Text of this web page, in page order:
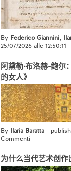
By Federico Giannini,
25/07/2026 alle 12:50:11 -
阿黛勒·布洛赫-鲍尔
的女人》
By Ilaria Baratta -
Commenti
为什么当代艺术创